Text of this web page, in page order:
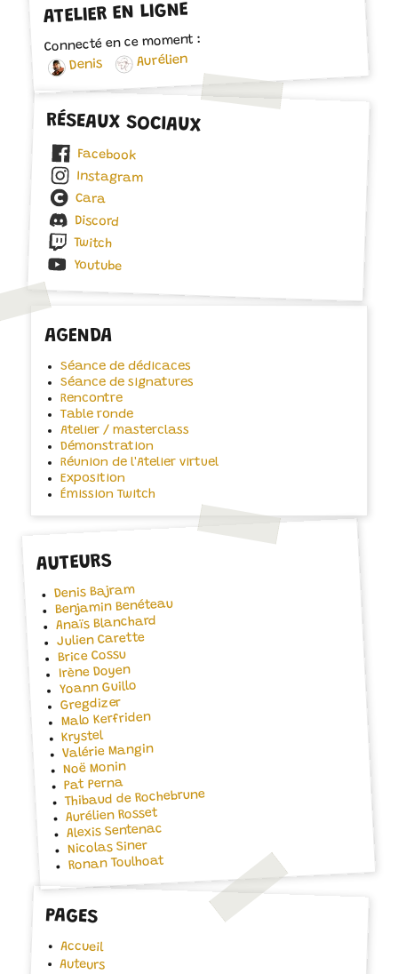
ATELIER EN LIGNE
Connecté en ce moment :
Denis Aurélien
RÉSEAUX SOCIAUX
Facebook
Instagram
Cara
Discord
Twitch
Youtube
AGENDA
Séance de dédicaces
Séance de signatures
Rencontre
Table ronde
Atelier / masterclass
Démonstration
Réunion de l'Atelier virtuel
Exposition
Émission Twitch
AUTEURS
Denis Bajram
Benjamin Benéteau
Anaïs Blanchard
Julien Carette
Brice Cossu
Irène Doyen
Yoann Guillo
Gregdizer
Malo Kerfriden
Krystel
Valérie Mangin
Noë Monin
Pat Perna
Thibaud de Rochebrune
Aurélien Rosset
Alexis Sentenac
Nicolas Siner
Ronan Toulhoat
PAGES
Accueil
Auteurs